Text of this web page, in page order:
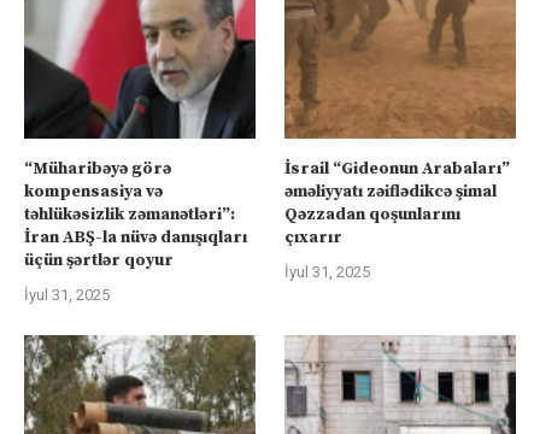
“Müharibəyə görə
kompensasiya və
təhlükəsizlik zəmanətləri”:
İran ABŞ-la nüvə danışıqları
üçün şərtlər qoyur
İyul 31, 2025
İsrail “Gideonun Arabaları”
əməliyyatı zəiflədikcə şimal
Qəzzadan qoşunlarını
çıxarır
İyul 31, 2025